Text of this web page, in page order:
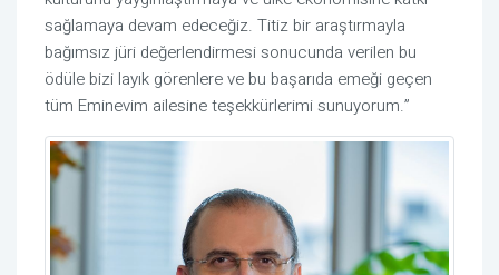
sağlamaya devam edeceğiz. Titiz bir araştırmayla
bağımsız jüri değerlendirmesi sonucunda verilen bu
ödüle bizi layık görenlere ve bu başarıda emeği geçen
tüm Eminevim ailesine teşekkürlerimi sunuyorum.”